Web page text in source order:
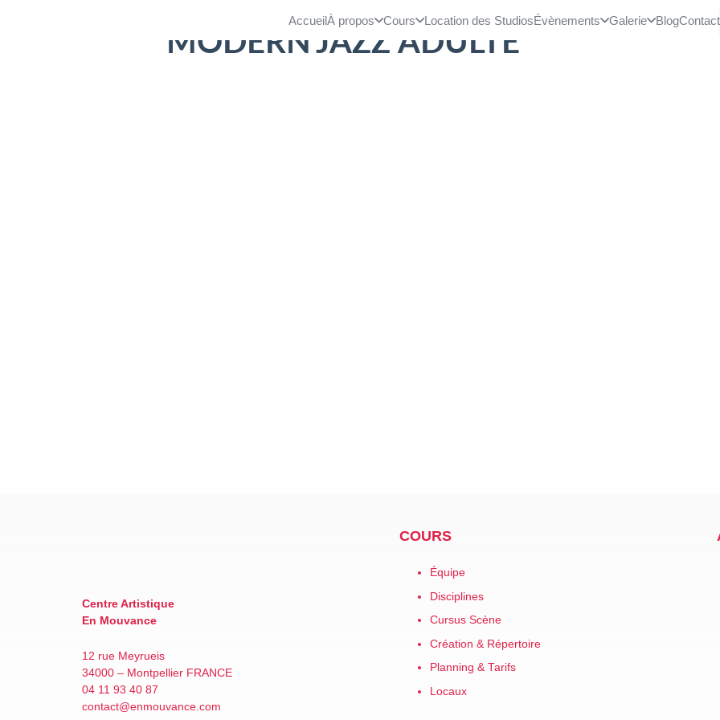
AccueilÀ propos Cours Location des StudiosÉvènements Galerie BlogContact
MODERN’JAZZ ADULTE
Centre Artistique
En Mouvance
12 rue Meyrueis
34000 – Montpellier FRANCE
04 11 93 40 87
contact@enmouvance.com
COURS
Équipe
Disciplines
Cursus Scène
Création & Répertoire
Planning & Tarifs
Locaux